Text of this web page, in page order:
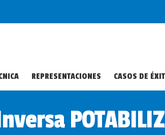
REPRESENTACIONES CASOS DE